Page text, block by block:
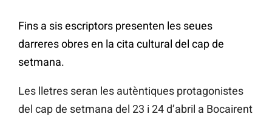
Fins a sis escriptors presenten les seues
darreres obres en la cita cultural del cap de
setmana.
Les lletres seran les autèntiques protagonistes
del cap de setmana del 23 i 24 d’abril a Bocairent